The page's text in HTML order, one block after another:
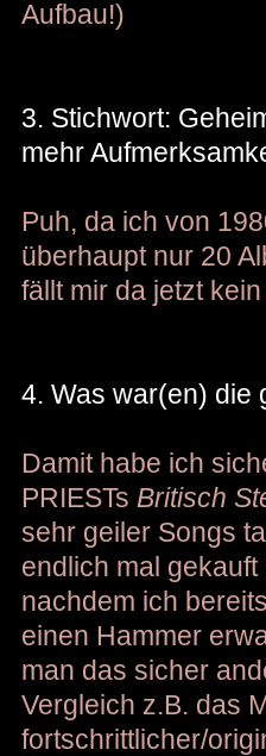
Aufbau!)
3. Stichwort:
mehr
Puh, da ich von
überhaupt nur 20
fällt mir da jetzt
4. Was war(en) die
Damit habe ich
PRIESTs Britisch
sehr geiler Songs
endlich mal
nachdem ich
einen Hammer
man das sicher
Vergleich z.B. das
fortschrittlicher/